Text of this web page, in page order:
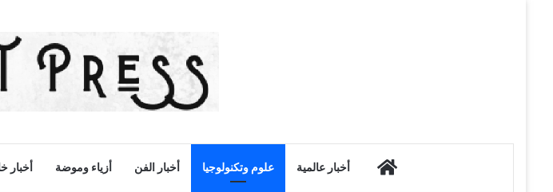
أخبار الكويت
أخبار عالمية علوم وتكنولوجيا أخبار الفن أزياء وموضة أخبار